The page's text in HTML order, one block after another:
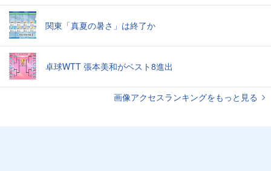
関東「真夏の暑さ」は終了か
卓球WTT 張本美和がベスト8進出
画像アクセスランキングをもっと見る